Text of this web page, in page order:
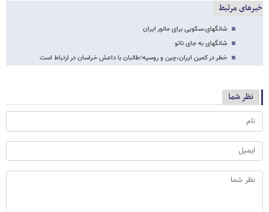
خبرهای مرتبط
شانگهای،سکویی برای مانور ایران
شانگهای به جای ناتو
خطر در کمین ایران،چین و روسیه؛طالبان با داعش خراسان در ارتباط است
نظر شما